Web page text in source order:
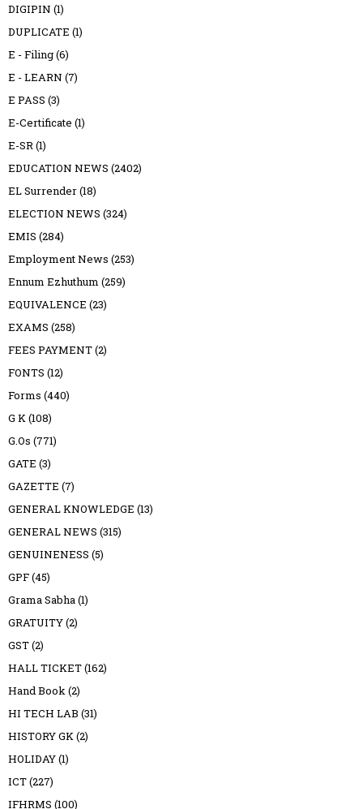
DIGIPIN (1)
DUPLICATE (1)
E - Filing(6)
E - LEARN (7)
E PASS (3)
E-Certificate (1)
E-SR(1)
EDUCATION NEWS (2402)
EL Surrender(18)
ELECTION NEWS (324)
EMIS (284)
Employment News (253)
Ennum Ezhuthum (259)
EQUIVALENCE (23)
EXAMS (258)
FEES PAYMENT(2)
FONTS (12)
Forms (440)
G K(108)
G.Os (771)
GATE (3)
GAZETTE (7)
GENERAL KNOWLEDGE (13)
GENERAL NEWS (315)
GENUINENESS (5)
GPF(45)
Grama Sabha(1)
GRATUITY(2)
GST(2)
HALL TICKET(162)
Hand Book(2)
HI TECH LAB (31)
HISTORY GK(2)
HOLIDAY(1)
ICT(227)
IFHRMS (100)